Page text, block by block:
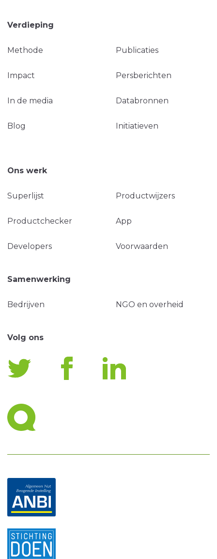
Verdieping
Methode Publicaties
Impact Persberichten
In de media Databronnen
Blog Initiatieven
Ons werk
Superlijst Productwijzers
Productchecker App
Developers Voorwaarden
Samenwerking
Bedrijven NGO en overheid
Volg ons